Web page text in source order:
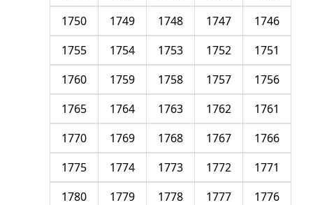
1746
1747
1748
1749
1750
1751
1752
1753
1754
1755
1756
1757
1758
1759
1760
1761
1762
1763
1764
1765
1766
1767
1768
1769
1770
1771
1772
1773
1774
1775
1776
1777
1778
1779
1780